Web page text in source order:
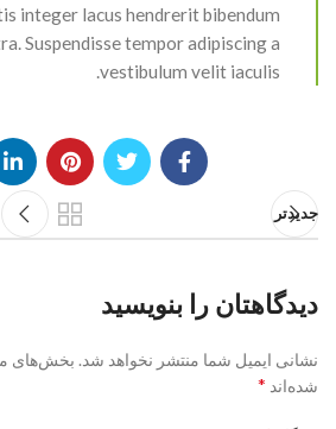
integer lacus hendrerit bibendum
Suspendisse tempor adipiscing a
vestibulum velit iaculis.
جدیدتر
دیدگاهتان را بنویسید
نشانی ایمیل شما منتشر نخواهد شد. بخش‌های
شده‌اند *